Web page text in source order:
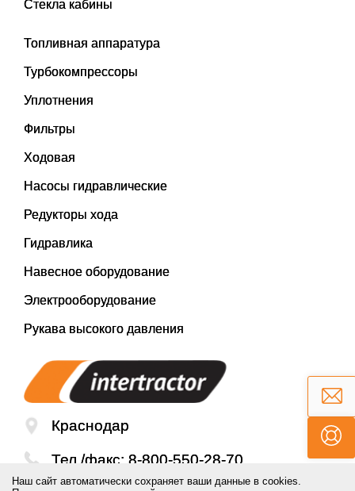
Стекла кабины
Топливная аппаратура
Турбокомпрессоры
Уплотнения
Фильтры
Ходовая
Насосы гидравлические
Редукторы хода
Гидравлика
Навесное оборудование
Электрооборудование
Рукава высокого давления
Краснодар
Тел./факс: 8-800-550-28-70
Наш сайт автоматически сохраняет ваши данные в cookies.